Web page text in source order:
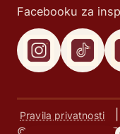
Facebooku za
Pravila privatnosti